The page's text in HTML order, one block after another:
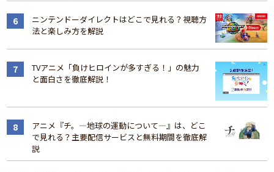
ニンテンドーダイレクトはどこで見れる？視聴方
法と楽しみ方を解説
TVアニメ「負けヒロインが多すぎる！」の魅力
と面白さを徹底解説！
アニメ『チ。―地球の運動について―』は、どこ
で見れる？主要配信サービスと無料期間を徹底解
説